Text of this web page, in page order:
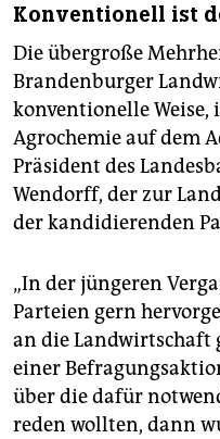
Konventionell ist
Die übergroße
Brandenburger
konventionelle
Agrochemie auf dem
Präsident des
Wendorff, der zur
der kandidierenden
„In der jüngeren
Parteien gern
an die Landwirtschaft
einer
über die dafür
reden wollten, dann